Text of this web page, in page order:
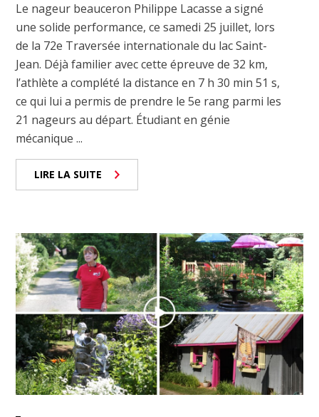
Le nageur beauceron Philippe Lacasse a signé
une solide performance, ce samedi 25 juillet, lors
de la 72e Traversée internationale du lac Saint-
Jean. Déjà familier avec cette épreuve de 32 km,
l’athlète a complété la distance en 7 h 30 min 51 s,
ce qui lui a permis de prendre le 5e rang parmi les
21 nageurs au départ. Étudiant en génie
mécanique ...
LIRE LA SUITE